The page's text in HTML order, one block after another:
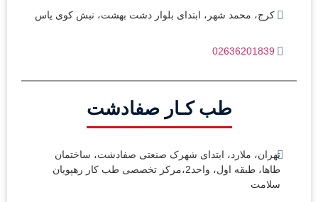
کرج، محمد شهر، ابتدای بلوار دشت بهشت، نبش کوی یاس
02636201839
طب کـار صفادشت
تهران، ملارد، ابتدای شهرک صنعتی صفادشت، ساختمان
طاها، طبقه اول، واحد2،مرکز تخصصی طب کار رهپویان
سلامت